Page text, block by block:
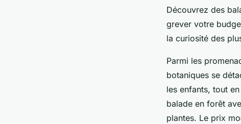
Découvrez des
grever votre
la curiosité des
Parmi les
botaniques se
les enfants, tout
balade en forêt
plantes. Le prix